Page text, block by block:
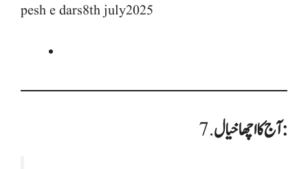
pesh e dars8th july2025
7. آج کا اچھا خیال: